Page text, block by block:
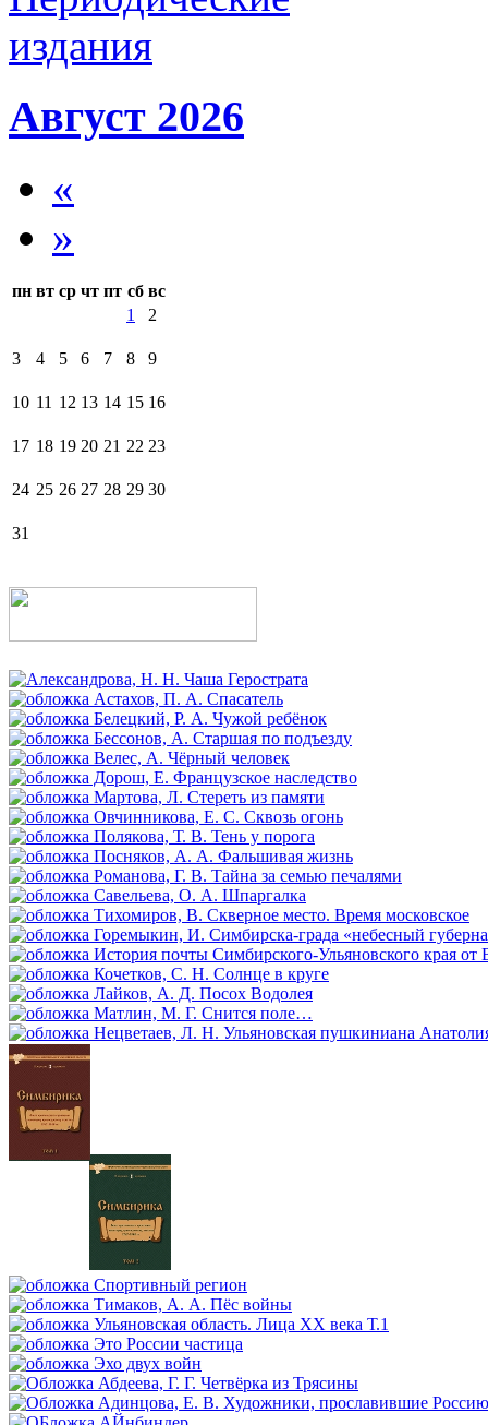
Август 2026
«
»
пн вт ср чт пт сб вс
1
2
3 4 5 6 7 8 9
10 11 12 13 14 15 16
17 18 19 20 21 22 23
24 25 26 27 28 29 30
31